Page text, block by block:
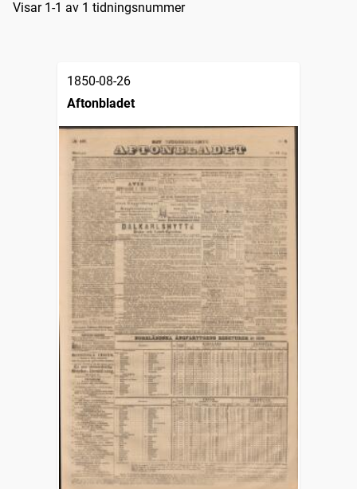
Visar 1-1 av 1 tidningsnummer
1850-08-26
Aftonbladet